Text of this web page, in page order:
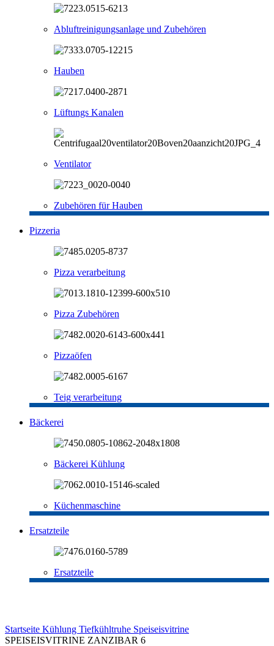
Abluftreinigungsanlage und Zubehören
Hauben
Lüftungs Kanalen
Ventilator
Zubehören für Hauben
Pizzeria
Pizza verarbeitung
Pizza Zubehören
Pizzaöfen
Teig verarbeitung
Bäckerei
Bäckerei Kühlung
Küchenmaschine
Ersatzteile
Ersatzteile
Startseite Kühlung Tiefkühltruhe Speiseisvitrine
SPEISEISVITRINE ZANZIBAR 6